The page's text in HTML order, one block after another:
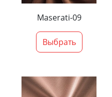
Maserati-09
Выбрать